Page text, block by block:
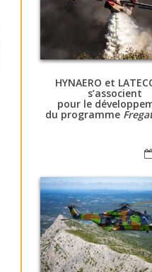
HYNAERO et
s’associent
pour le
du programme